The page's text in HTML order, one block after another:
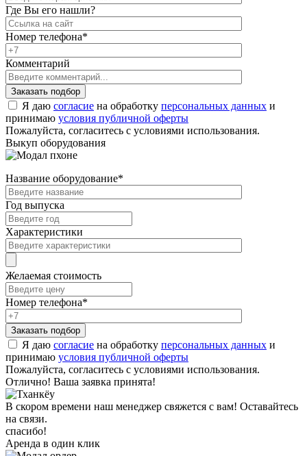
Где Вы его нашли?
Номер телефона*
Комментарий
Я даю согласие на обработку персональных данных и
принимаю условия публичной оферты
Пожалуйста, согласитесь с условиями использования.
Выкуп оборудования
Название оборудование*
Год выпуска
Характеристики
Желаемая стоимость
Номер телефона*
Я даю согласие на обработку персональных данных и
принимаю условия публичной оферты
Пожалуйста, согласитесь с условиями использования.
Отлично! Ваша заявка принята!
В скором времени наш менеджер свяжется с вам! Оставайтесь
на связи.
спасибо!
Аренда в один клик